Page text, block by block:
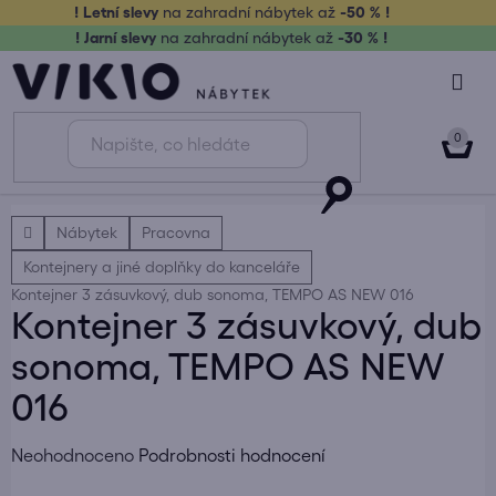
obsah
! Letní slevy na zahradní nábytek až-50 % !
! Jarní slevy na zahradní nábytek až -30 % !
DomůNábytek
Pracovna
Kontejnery a jiné doplňky do kanceláře
Kontejner 3 zásuvkový, dub sonoma, TEMPO AS NEW 016
Kontejner 3 zásuvkový, dub
sonoma, TEMPO AS NEW
016
Průměrné
Neohodnoceno Podrobnosti hodnocení